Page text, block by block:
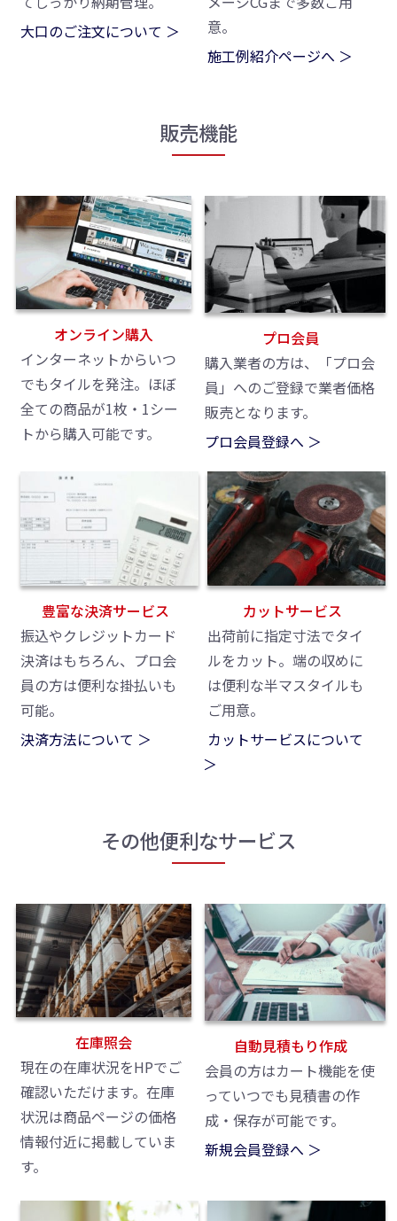
大口のご注文について ＞
意。
施工例紹介ページへ ＞
販売機能
オンライン購入
インターネットからいつ
でもタイルを発注。ほぼ
全ての商品が1枚・1シー
トから購入可能です。
プロ会員
購入業者の方は、「プロ会
員」へのご登録で業者価格
販売となります。
プロ会員登録へ ＞
豊富な決済サービス
振込やクレジットカード
決済はもちろん、プロ会
員の方は便利な掛払いも
可能。
決済方法について ＞
カットサービス
出荷前に指定寸法でタイ
ルをカット。端の収めに
は便利な半マスタイルも
ご用意。
カットサービスについて
＞
その他便利なサービス
在庫照会
現在の在庫状況をHPでご
確認いただけます。在庫
状況は商品ページの価格
情報付近に掲載していま
す。
自動見積もり作成
会員の方はカート機能を使
っていつでも見積書の作
成・保存が可能です。
新規会員登録へ ＞